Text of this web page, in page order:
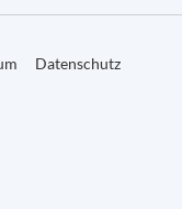
Datenschutz